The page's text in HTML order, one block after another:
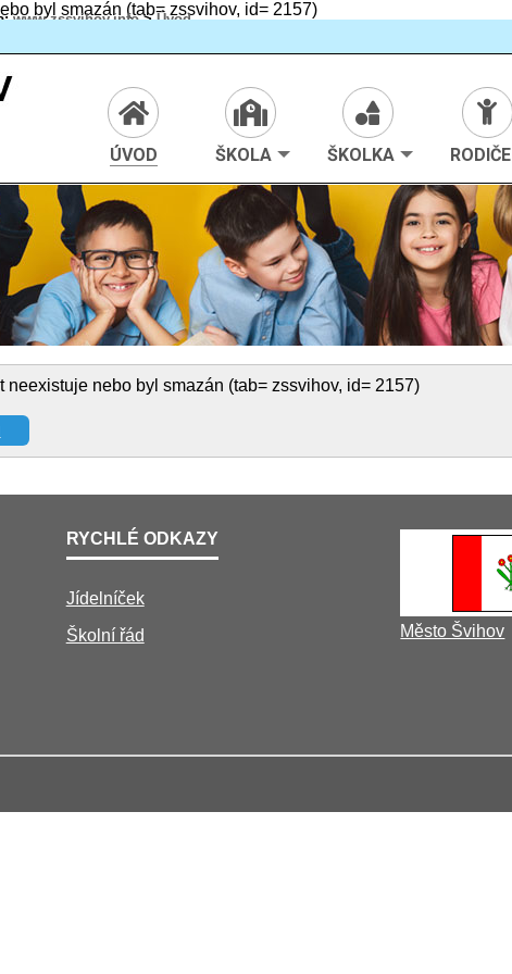
byl smazán (tab= zssvihov, id= 2157)
ÚVOD ŠKOLA ŠKOLKA RODIČE
www.zssvihov.info>Úvod
nebo byl smazán (tab= zssvihov, id= 2157)
RYCHLÉ ODKAZY
Jídelníček
Školní řád
Město Švihov